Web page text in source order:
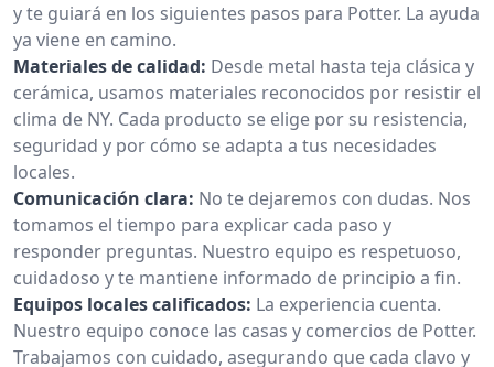
y te guiará en los siguientes pasos para Potter. La ayuda
ya viene en camino.
Materiales de calidad: Desde metal hasta teja clásica y
cerámica, usamos materiales reconocidos por resistir el
clima de NY. Cada producto se elige por su resistencia,
seguridad y por cómo se adapta a tus necesidades
locales.
Comunicación clara: No te dejaremos con dudas. Nos
tomamos el tiempo para explicar cada paso y
responder preguntas. Nuestro equipo es respetuoso,
cuidadoso y te mantiene informado de principio a fin.
Equipos locales calificados: La experiencia cuenta.
Nuestro equipo conoce las casas y comercios de Potter.
Trabajamos con cuidado, asegurando que cada clavo y